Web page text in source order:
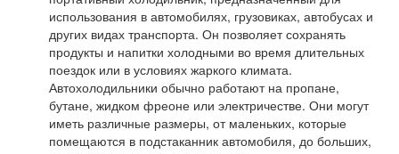
использования в автомобилях, грузовиках, автобусах и
других видах транспорта. Он позволяет сохранять
продукты и напитки холодными во время длительных
поездок или в условиях жаркого климата.
Автохолодильники обычно работают на пропане,
бутане, жидком фреоне или электричестве. Они могут
иметь различные размеры, от маленьких, которые
помещаются в подстаканник автомобиля, до больших,